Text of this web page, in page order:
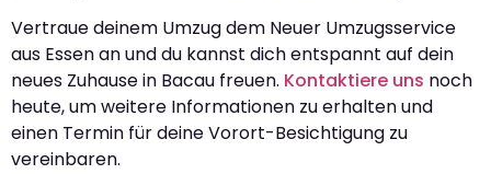
Vertraue deinem Umzug dem Neuer Umzugsservice
aus Essen an und du kannst dich entspannt auf dein
neues Zuhause in Bacau freuen. Kontaktiere uns noch
heute, um weitere Informationen zu erhalten und
einen Termin für deine Vorort-Besichtigung zu
vereinbaren.